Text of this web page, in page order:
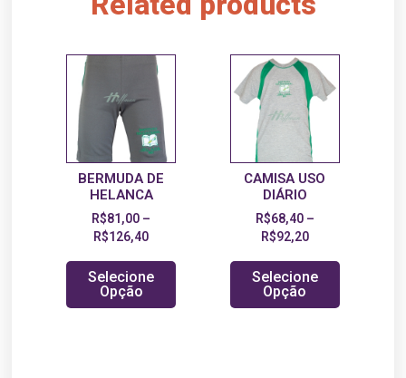
BERMUDA DE
HELANCA
R$81,00 –
R$126,40
Selecione
Opção
CAMISA USO
DIÁRIO
R$68,40–
R$92,20
Selecione
Opção